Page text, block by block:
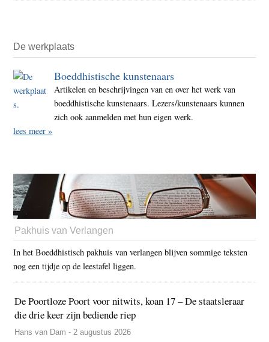
De werkplaats
Boeddhistische kunstenaars
Artikelen en beschrijvingen van en over het werk van
boeddhistische kunstenaars. Lezers/kunstenaars kunnen
zich ook aanmelden met hun eigen werk.
lees meer »
Pakhuis van Verlangen
In het Boeddhistisch pakhuis van verlangen blijven sommige teksten
nog een tijdje op de leestafel liggen.
De Poortloze Poort voor nitwits, koan 17 – De staatsleraar
die drie keer zijn bediende riep
Hans van Dam - 2 augustus 2026